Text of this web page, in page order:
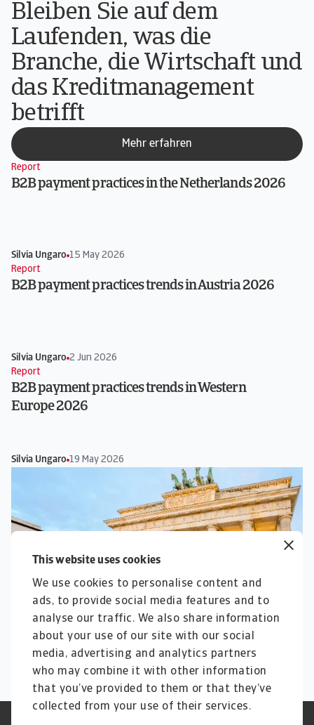
This website uses cookies
We use cookies to personalise content and
ads, to provide social media features and to
analyse our traffic. We also share information
about your use of our site with our social
media, advertising and analytics partners
who may combine it with other information
that you’ve provided to them or that they’ve
collected from your use of their services.
Bleiben Sie auf dem
Laufenden, was die
Branche, die Wirtschaft und
das Kreditmanagement
betrifft
Mehr erfahren
Report
B2B payment practices in the Netherlands 2026
Silvia Ungaro 15 May 2026
Report
B2B payment practices trends in Austria 2026
Silvia Ungaro 2 Jun 2026
Report
B2B payment practices trends in Western
Europe 2026
Silvia Ungaro 19 May 2026
B2B payment practices trends in Germany
2026
Silvia Ungaro /22 May 2026